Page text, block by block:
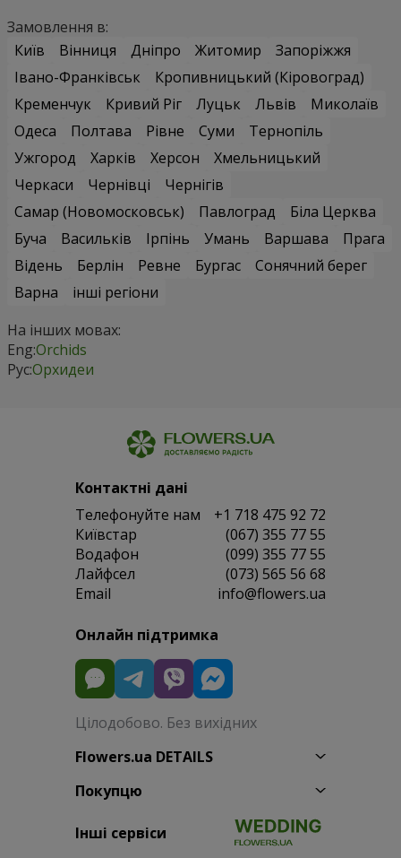
Замовлення в:
Київ
Вінниця Дніпро Житомир
Запоріжжя
Івано-Франківськ
Кропивницький (Кіровоград)
Кременчук
Кривий Ріг Луцьк Львів
Миколаїв
Одеса
Полтава Рівне Суми
Тернопіль
Ужгород
Харків Херсон
Хмельницький
Черкаси
Чернівці
Чернігів
Самар (Новомосковськ)
Павлоград
Біла Церква
Буча
Васильків Ірпінь Умань Варшава
Прага
Відень
Берлін Ревне Бургас
Сонячний берег
Варна
інші регіони
На інших мовах:
Eng:Orchids
Рус:Орхидеи
Контактні дані
Телефонуйте нам
+1 718 475 92 72
Київстар
(067) 355 77 55
Водафон
(099) 355 77 55
Лайфсел
(073) 565 56 68
Email
info@flowers.ua
Онлайн підтримка
Цілодобово. Без вихідних
Flowers.ua DETAILS
Покупцю
Інші сервіси